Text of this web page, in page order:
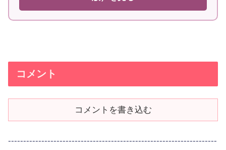
コメント
コメントを書き込む
---------------------------------------------------------------------